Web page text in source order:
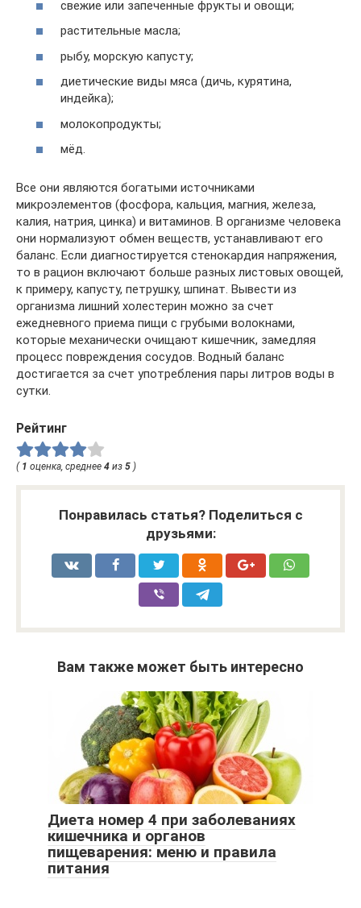
свежие или запеченные фрукты и овощи;
растительные масла;
рыбу, морскую капусту;
диетические виды мяса (дичь, курятина,
индейка);
молокопродукты;
мёд.
Все они являются богатыми источниками
микроэлементов (фосфора, кальция, магния, железа,
калия, натрия, цинка) и витаминов. В организме человека
они нормализуют обмен веществ, устанавливают его
баланс. Если диагностируется стенокардия напряжения,
то в рацион включают больше разных листовых овощей,
к примеру, капусту, петрушку, шпинат. Вывести из
организма лишний холестерин можно за счет
ежедневного приема пищи с грубыми волокнами,
которые механически очищают кишечник, замедляя
процесс повреждения сосудов. Водный баланс
достигается за счет употребления пары литров воды в
сутки.
Рейтинг
( 1 оценка, среднее 4 из 5 )
Понравилась статья? Поделиться с
друзьями:
Вам также может быть интересно
Диета номер 4 при заболеваниях
кишечника и органов
пищеварения: меню и правила
питания